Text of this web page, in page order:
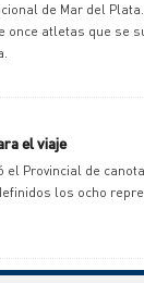
de Mar del
once atletas que se
el viaje
el Provincial de
los ocho